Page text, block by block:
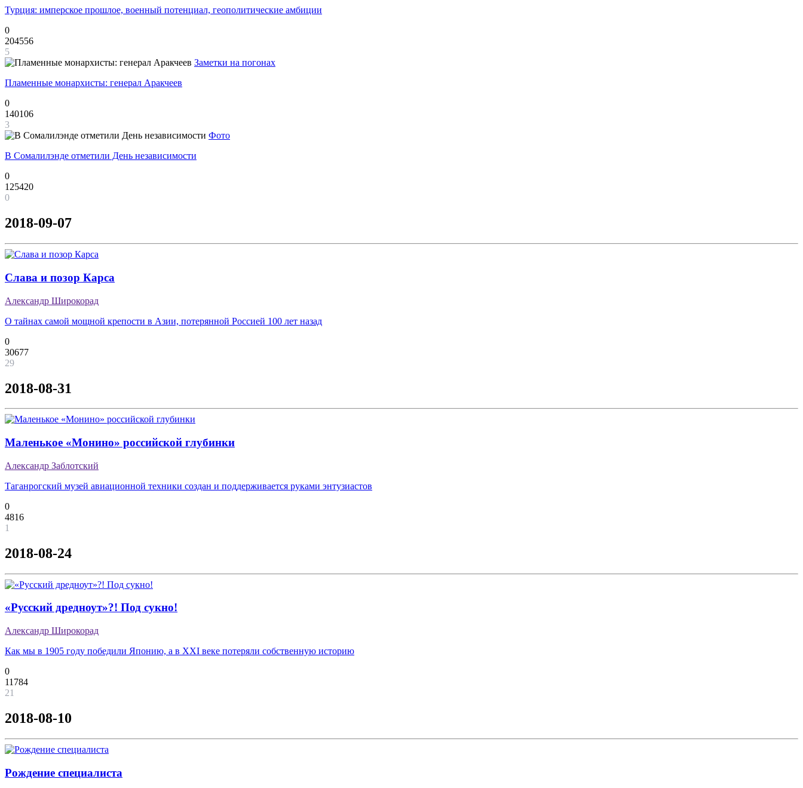
Турция: имперское прошлое, военный потенциал, геополитические амбиции
0
204556
5
Заметки на погонах
Пламенные монархисты: генерал Аракчеев
0
140106
3
Фото
В Сомалилэнде отметили День независимости
0
125420
0
2018-09-07
Слава и позор Карса
Александр Широкорад
О тайнах самой мощной крепости в Азии, потерянной Россией 100 лет назад
0
30677
29
2018-08-31
Маленькое «Монино» российской глубинки
Александр Заблотский
Таганрогский музей авиационной техники создан и поддерживается руками энтузиастов
0
4816
1
2018-08-24
«Русский дредноут»?! Под сукно!
Александр Широкорад
Как мы в 1905 году победили Японию, а в XXI веке потеряли собственную историю
0
11784
21
2018-08-10
Рождение специалиста